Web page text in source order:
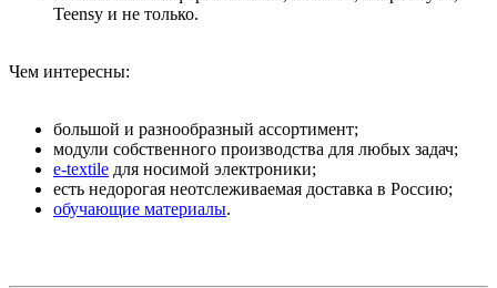
Teensy и не только.
Чем интересны:
большой и разнообразный ассортимент;
модули собственного производства для любых задач;
e-textile для носимой электроники;
есть недорогая неотслеживаемая доставка в Россию;
обучающие материалы.